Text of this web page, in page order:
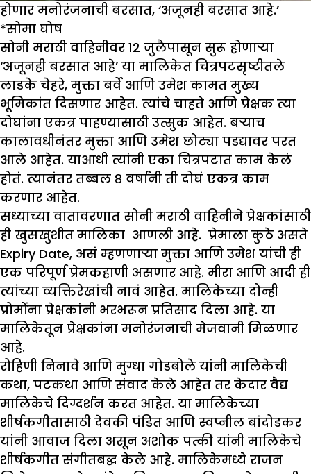
होणार मनोरंजनाची बरसात, ‘अजूनही बरसात आहे.’
*सोमा घोष
सोनी मराठी वाहिनीवर १२ जुलैपासून सुरू होणाऱ्या
‘अजूनही बरसात आहे’ या मालिकेत चित्रपटसृष्टीतले
लाडके चेहरे, मुक्ता बर्वे आणि उमेश कामत मुख्य
भूमिकांत दिसणार आहेत. त्यांचे चाहते आणि प्रेक्षक त्या
दोघांना एकत्र पाहण्यासाठी उत्सुक आहेत. बऱ्याच
कालावधीनंतर मुक्ता आणि उमेश छोट्या पडद्यावर परत
आले आहेत. याआधी त्यांनी एका चित्रपटात काम केलं
होतं. त्यानंतर तब्बल ८ वर्षांनी ती दोघं एकत्र काम
करणार आहेत.
सध्याच्या वातावरणात सोनी मराठी वाहिनीने प्रेक्षकांसाठी
ही खुसखुशीत मालिका आणली आहे. प्रेमाला कुठे असते
Expiry Date, असं म्हणणार्‍या मुक्ता आणि उमेश यांची ही
एक परिपूर्ण प्रेमकहाणी असणार आहे. मीरा आणि आदी ही
त्यांच्या व्यक्तिरेखांची नावं आहेत. मालिकेच्या दोन्ही
प्रोमोंना प्रेक्षकांनी भरभरून प्रतिसाद दिला आहे. या
मालिकेतून प्रेक्षकांना मनोरंजनाची मेजवानी मिळणार
आहे.
रोहिणी निनावे आणि मुग्धा गोडबोले यांनी मालिकेची
कथा, पटकथा आणि संवाद केले आहेत तर केदार वैद्य
मालिकेचे दिग्दर्शन करत आहेत. या मालिकेच्या
शीर्षकगीतासाठी देवकी पंडित आणि स्वप्नील बांदोडकर
यांनी आवाज दिला असून अशोक पत्की यांनी मालिकेचे
शीर्षकगीत संगीतबद्ध केले आहे. मालिकेमध्ये राजन